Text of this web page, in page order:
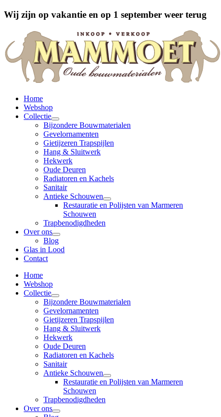
Wij zijn op vakantie en op 1 september weer terug
Home
Webshop
Collectie
Bijzondere Bouwmaterialen
Gevelornamenten
Gietijzeren Trapspijlen
Hang & Sluitwerk
Hekwerk
Oude Deuren
Radiatoren en Kachels
Sanitair
Antieke Schouwen
Restauratie en Polijsten van Marmeren
Schouwen
Trapbenodigdheden
Over ons
Blog
Glas in Lood
Contact
Home
Webshop
Collectie
Bijzondere Bouwmaterialen
Gevelornamenten
Gietijzeren Trapspijlen
Hang & Sluitwerk
Hekwerk
Oude Deuren
Radiatoren en Kachels
Sanitair
Antieke Schouwen
Restauratie en Polijsten van Marmeren
Schouwen
Trapbenodigdheden
Over ons